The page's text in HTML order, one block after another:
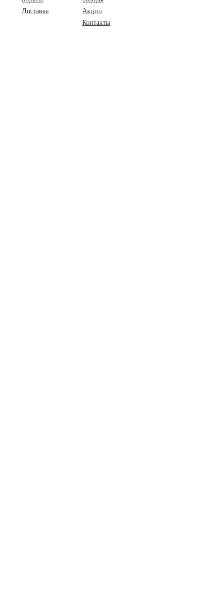
Доставка
Акции
Контакты